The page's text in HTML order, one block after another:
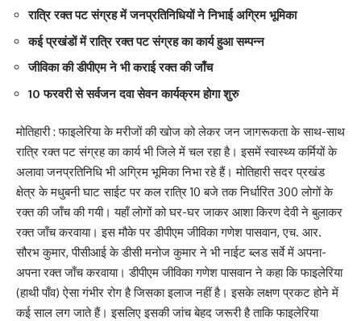
रात्रि रक्त पट संग्रह में जनप्रतिनिधियों ने निभाई अग्रिम भूमिका
कई प्रखंडों में रात्रि रक्त पट संग्रह का कार्य हुआ सम्पन्न
जीविका की डीपीएम ने भी कराई रक्त की जाँच
10 फरवरी से सर्वजन दवा सेवन कार्यक्रम होगा शुरु
मोतिहारी : फाइलेरिया के मरीजों की खोज को लेकर जन जागरूकता के साथ-साथ
रात्रि रक्त पट संग्रह का कार्य भी जिले में चल रहा है। इसमें स्वास्थ्य कर्मियों के
अलावा जनप्रतिनिधि भी अग्रिम भूमिका निभा रहे हैं। मोतिहारी सदर प्रखंड
क्षेत्र के मधुबनी घाट साईट पर कल रात्रि 10 बजे तक निर्धारित 300 लोगों के
रक्त की जाँच की गयी। यहाँ लोगों को घर-घर जाकर आशा किरण देवी ने बुलाकर
रक्त जाँच करवाया। इस मौके पर डीपीएम जीविका गणेश पासवान, एच. आर.
सौरभ कुमार, पीसीआई के डीसी मनोज कुमार ने भी नाईट ब्लड सर्वे में अपना-
अपना रक्त जाँच करवाया। डीपीएम जीविका गणेश पासवान ने कहा कि फाइलेरिया
(हाथी पाँव) ऐसा गंभीर रोग है जिसका इलाज नहीं है। इसके लक्षण प्रकट होने में
कई साल लग जाते हैं। इसलिए इसकी जांच बेहद जरूरी है ताकि फाइलेरिया